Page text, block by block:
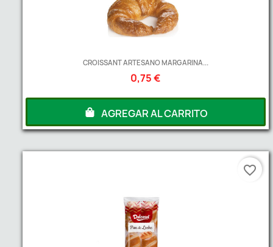
CROISSANT ARTESANO MARGARINA...
0,75 €
AGREGAR AL CARRITO
favorite_border